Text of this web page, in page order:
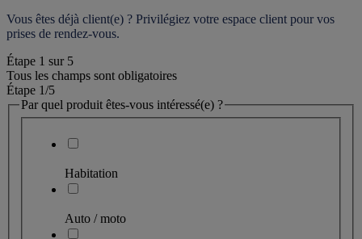
Vous êtes déjà client(e) ? Privilégiez votre espace client pour vos
prises de rendez-vous.
Étape 1 sur 5
Tous les champs sont obligatoires
Étape 1/5
Par quel produit êtes-vous intéressé(e) ?
Habitation
Auto / moto